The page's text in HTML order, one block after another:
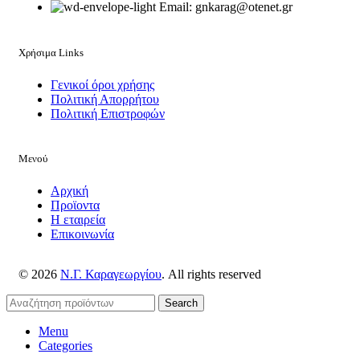
Email: gnkarag@otenet.gr
Χρήσιμα Links
Γενικοί όροι χρήσης
Πολιτική Απορρήτου
Πολιτική Επιστροφών
Μενού
Αρχική
Προϊοντα
Η εταιρεία
Επικοινωνία
© 2026 Ν.Γ. Καραγεωργίου. All rights reserved
Search
Menu
Categories